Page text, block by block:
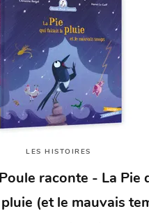
LES HISTOIRES
raconte - La Pie
(et le mauvais